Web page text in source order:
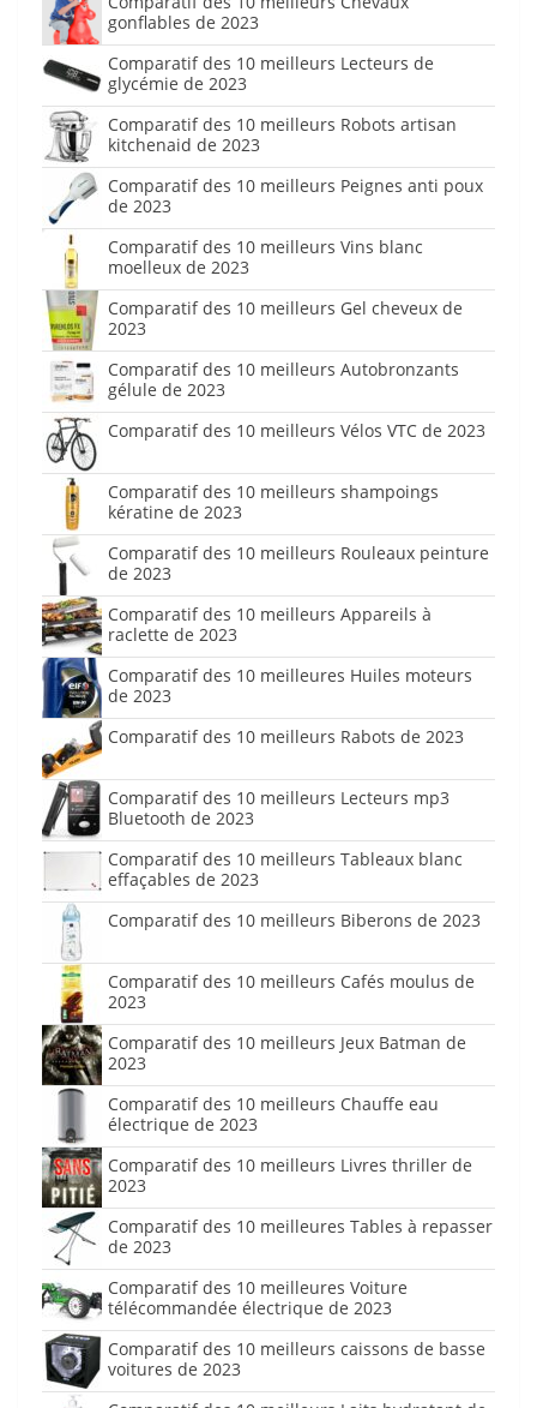
gonflables de 2023
Comparatif des 10 meilleurs Lecteurs de
glycémie de 2023
Comparatif des 10 meilleurs Robots artisan
kitchenaid de 2023
Comparatif des 10 meilleurs Peignes anti poux
de 2023
Comparatif des 10 meilleurs Vins blanc
moelleux de 2023
Comparatif des 10 meilleurs Gel cheveux de
2023
Comparatif des 10 meilleurs Autobronzants
gélule de 2023
Comparatif des 10 meilleurs Vélos VTC de 2023
Comparatif des 10 meilleurs shampoings
kératine de 2023
Comparatif des 10 meilleurs Rouleaux peinture
de 2023
Comparatif des 10 meilleurs Appareils à
raclette de 2023
Comparatif des 10 meilleures Huiles moteurs
de 2023
Comparatif des 10 meilleurs Rabots de 2023
Comparatif des 10 meilleurs Lecteurs mp3
Bluetooth de 2023
Comparatif des 10 meilleurs Tableaux blanc
effaçables de 2023
Comparatif des 10 meilleurs Biberons de 2023
Comparatif des 10 meilleurs Cafés moulus de
2023
Comparatif des 10 meilleurs Jeux Batman de
2023
Comparatif des 10 meilleurs Chauffe eau
électrique de 2023
Comparatif des 10 meilleurs Livres thriller de
2023
Comparatif des 10 meilleures Tables à repasser
de 2023
Comparatif des 10 meilleures Voiture
télécommandée électrique de 2023
Comparatif des 10 meilleurs caissons de basse
voitures de 2023